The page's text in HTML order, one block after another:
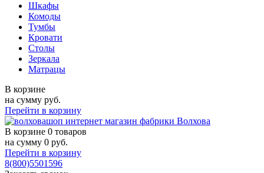
Шкафы
Комоды
Тумбы
Кровати
Столы
Зеркала
Матрацы
В корзине
на сумму руб.
Перейти в корзину
В корзине 0 товаров
на сумму 0 руб.
Перейти в корзину
8(800)5501596